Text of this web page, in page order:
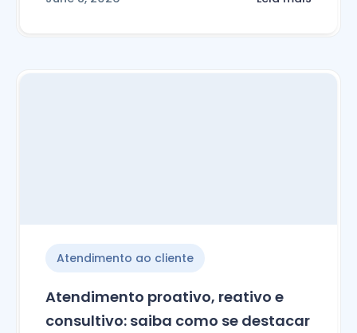
Atendimento ao cliente
Atendimento proativo, reativo e
consultivo: saiba como se destacar